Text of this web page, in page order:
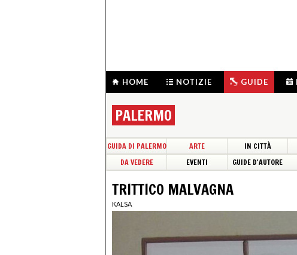
HOME NOTIZIE GUIDE
PALERMO
GUIDA DI PALERMO ARTE IN CITTÀ
DA VEDERE
EVENTI GUIDE D'AUTORE
TRITTICO MALVAGNA
KALSA